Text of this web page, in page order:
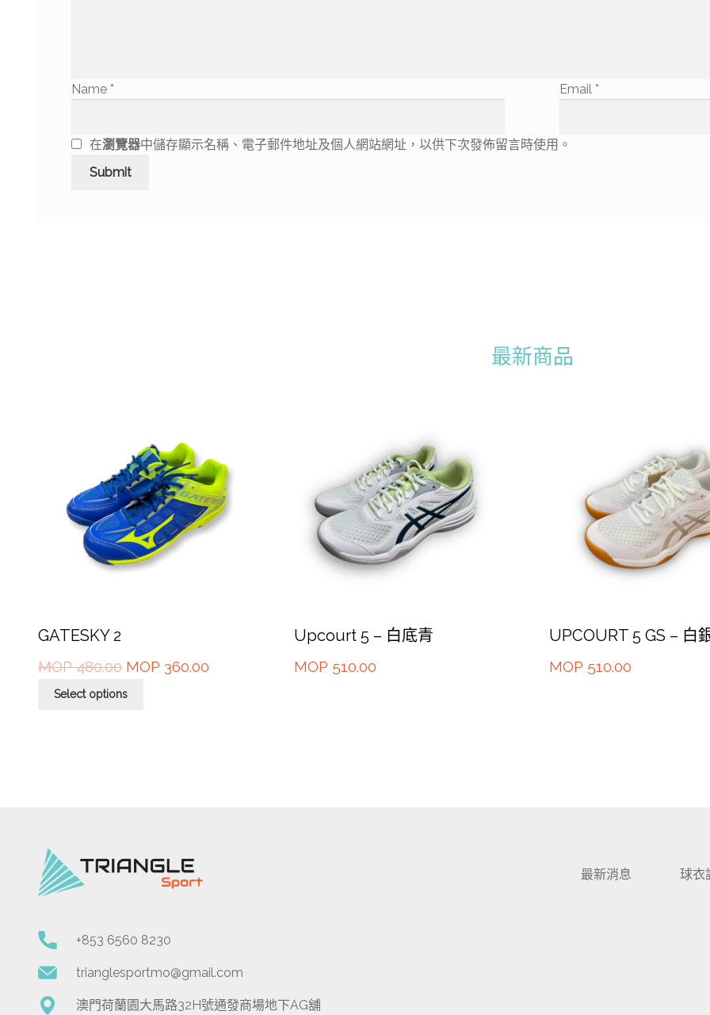
Name * Email *
在瀏覽器中儲存顯示名稱、電子郵件地址及個人網站網址，以供下次發佈留言時使用。
最新商品
GATESKY 2
MOP480.00 MOP 360.00
Select options
Upcourt 5 – 白底青
MOP 510.00
UPCOURT 5 GS – 白
MOP 510.00
+853 6560 8230
trianglesportmo@gmail.com
澳門荷蘭園大馬路32H號通發商場地下AG舖
最新消息 球衣